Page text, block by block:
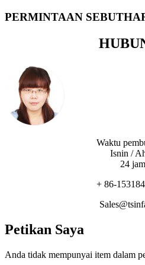
PERMINTAAN
Waktu
Isnin /
24 jam
+ 86-
Petikan Saya
Anda tidak mempunyai item dalam